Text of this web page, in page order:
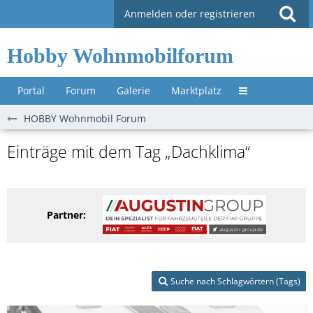
Anmelden oder registrieren
Hobby Wohnmobilforum
Portal Forum Galerie Marktplatz Untermenü »
HOBBY Wohnmobil Forum
Einträge mit dem Tag „Dachklima“
Partner:
Suche nach Schlagwörtern (Tags)